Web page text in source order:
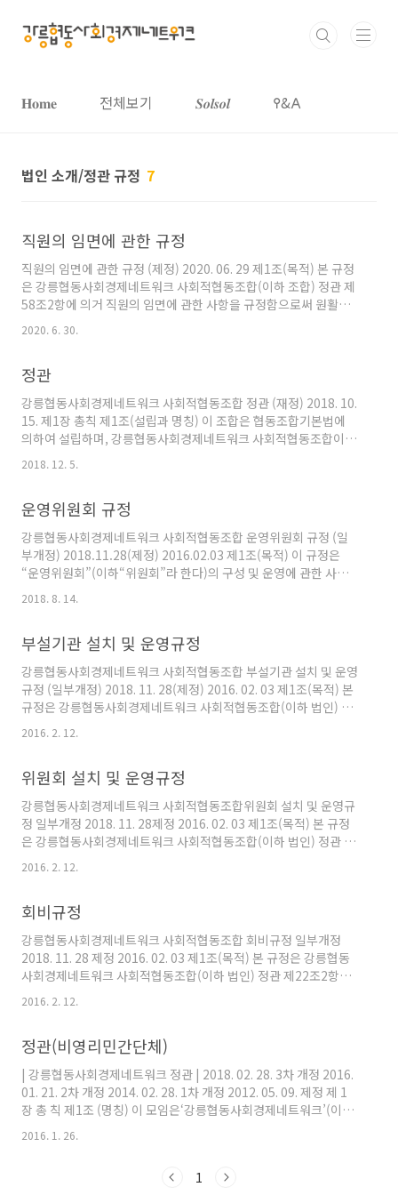
𝐇𝐨𝐦𝐞 전체보기 𝑺𝒐𝒍𝒔𝒐𝒍 𐌒&𐌀
법인 소개/정관 규정 7
직원의 임면에 관한 규정
직원의 임면에 관한 규정 (제정) 2020. 06. 29 제1조(목적) 본 규정
은 강릉협동사회경제네트워크 사회적협동조합(이하 조합) 정관 제
58조2항에 의거 직원의 임면에 관한 사항을 규정함으로써 원활한
조합의 운영과 효과적인 업무수행 및 활동가의 복리후생 향상을 목
적으로 한다. 제2조(적용범위) 본 규정은 법령 및 정관에서 정한 것
원의 정의) 조합의 직원이라 함은 조합의 업무수행을 위하여 채용된
자를 말하며 직원조합원과 비조합원 직원을 포함한다. 제4조(채용
원칙) ① 직원의 채용은 공개채용을 원칙으로 한다. 단, 공개채용에
적합한 지원자가 없을 경우 공개채용이 아닌 방식을 선택할 수 있
다. ② 공개채용이 아닌 방식으로 채용하는 경우 후보..
2020. 6. 30.
정관
강릉협동사회경제네트워크 사회적협동조합 정관 (재정) 2018. 10.
15. 제1장 총칙 제1조(설립과 명칭) 이 조합은 협동조합기본법에
의하여 설립하며, 강릉협동사회경제네트워크 사회적협동조합이라
한다. 제2조(목적) 강릉협동사회경제네트워크 사회적협동조합(이
하 ‘조합’이라 한다)은 자주적·자립적·자치적인 조합 활동을 통하
역경제 선순환 구조를 확립함으로써 지속가능한 지역공동체경제
형성 및 활성화를 목적으로 한다. 제3조(조합의 책무) ① 조합은 조
합원 등의 권익 증진을 위하여 교육․훈련 및 정보 제공 등의 활동을
적극적으로 수행한다. ② 조합은 다른 협동조합, 다른 법률에 따른
협동조합, 외국의 협동조합 및 관련 국제기구 등과의 상호 협력, ..
2018. 12. 5.
운영위원회 규정
강릉협동사회경제네트워크 사회적협동조합 운영위원회 규정 (일
부개정) 2018.11.28(제정) 2016.02.03 제1조(목적) 이 규정은
“운영위원회”(이하“위원회”라 한다)의 구성 및 운영에 관한 사항
을 정함을 목적으로 한다. 제2조(구성) ① 위원회 구성은 상임이사
와 각 전문위원회 위원장과 노동자 대표를 위원으로 하며 상임이사
무를 대행한다. ② 위원장과 위원은 강릉협동사회경제네트워크 사
회적협동조합에서 직이 변경되었을 경우 바로 대체하도록 하며, 임
기는 해당 직의 임기와 같다. 제3조(기능) 위원회는 이사회를 대신
하여 다음 각 호의 기능을 수행한다. 1. 이사회와 각 위원회의 운영
효율화 및 기능 활성화 등을 위한 방안2. 총회 및 이사..
2018. 8. 14.
부설기관 설치 및 운영규정
강릉협동사회경제네트워크 사회적협동조합 부설기관 설치 및 운영
규정 (일부개정) 2018. 11. 28(제정) 2016. 02. 03 제1조(목적) 본
규정은 강릉협동사회경제네트워크 사회적협동조합(이하 법인) 정
관 제29조제6항에 의거 부설기관 설치 및 운영규정을 정함을 목적
으로 한다. 제2조(기능) 이사회 산하의 조직으로 법인의 목적 달성
조(설치요건) ① 운영에 필요한 시설공간, 인력, 운영비, 인건비 확
보계획 등이 명확할 때 부설기관을 설치할 수 있다. ② 부설기관을
설치하고자 할 때에는 각 호의 서류를 구비하여 이사회에 제출하여
야 한다. 가. 설치목적 및 사유 나. 설치할 기관의 규정(안) 다. 조직
표 및 업무분장표 라. 중‧장기 및 ..
2016. 2. 12.
위원회 설치 및 운영규정
강릉협동사회경제네트워크 사회적협동조합위원회 설치 및 운영규
정 일부개정 2018. 11. 28제정 2016. 02. 03 제1조(목적) 본 규정
은 강릉협동사회경제네트워크 사회적협동조합(이하 법인) 정관 제
41조제8항제3호에 의거 사업의 원활한 수행을 위하여 필요한 위원
회 설치 및 운영에 관한 사항을 규정함을 목적으로 한다. 제2조(기
조(위원회의 설치 및 의사) ① 본 법인은 원활한 사업수행을 위하여
필요한 위원회를 이사회의 결의로 설치 할 수 있다. ② 위원회는 전
문위원회와 분야별위원회로 구분하여 설치할 수 있다. ③ 위원회의
구성은 3명 이상으로 하며, 위원회 의사는 재적위원 과반수 출석과
출석한 위원 과반수의 찬성으로 의결한다. 제4조(..
2016. 2. 12.
회비규정
강릉협동사회경제네트워크 사회적협동조합 회비규정 일부개정
2018. 11. 28 제정 2016. 02. 03 제1조(목적) 본 규정은 강릉협동
사회경제네트워크 사회적협동조합(이하 법인) 정관 제22조2항에
의거 운영에 필요한 경상비용을 충당하기 위한 회비, 부담금의 납부
에 관한 사항을 규정함을 목적으로 한다. 제2조(적용범위) 본 규정
서 회비는 다음과 같이 구분한다. 1. 법인(단체)조합원 회비 : 매월
정액으로 납부하는 회비를 말하며, 조합원의 연매출액 규모에 따라
차등 부과하는 회비를 말한다 2. 자연인(개인)조합원 회비 : 본 법인
의 목적에 찬동하고 참여하는 개인이 납부하는 회비를 말한다. 제4
조(회비납부액 기준) 회비 납부 기준은 다음..
2016. 2. 12.
정관(비영리민간단체)
| 강릉협동사회경제네트워크 정관 | 2018. 02. 28. 3차 개정 2016.
01. 21. 2차 개정 2014. 02. 28. 1차 개정 2012. 05. 09. 제정 제 1
장 총 칙 제1조 (명칭) 이 모임은‘강릉협동사회경제네트워크’(이하
‘네트워크’라 한다)라 한다. 제2조 (목적) 본 네트워크는 국내외 협
동조합운동의 전통과 가치를 지지⋅지향하며, 회원 상호간 신뢰에 기
사회적경제 블록을 구축하고, 지역경제 활성화와 사회통합에 기여
2016. 1. 26.
1